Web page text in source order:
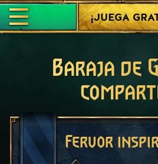
¡JUEGA
Baraja de
Fervor